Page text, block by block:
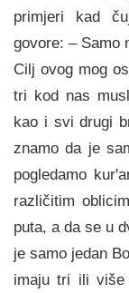
primjeri kad
govore: – Samo
Cilj ovog mog
tri kod nas
kao i svi drugi
znamo da je
pogledamo
različitim
puta, a da se u
je samo jedan
imaju tri ili više